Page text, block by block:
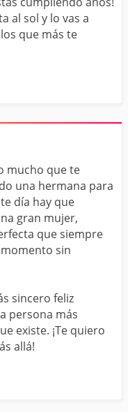
al sol y lo vas a
que más te
mucho que te
una hermana para
día hay que
gran mujer,
que siempre
sin
sincero feliz
persona más
existe. ¡Te quiero
allá!